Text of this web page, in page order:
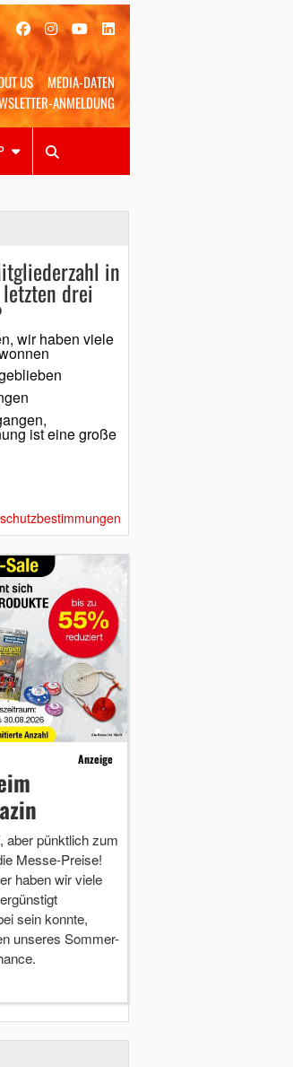
US
MEDIA-DATEN
ANMELDUNG
SUCHEN
in
drei
wir haben viele
ist eine große
Anzeige
aber pünktlich zum
Messe-Preise!
haben wir viele
sein konnte,
unseres Sommer-